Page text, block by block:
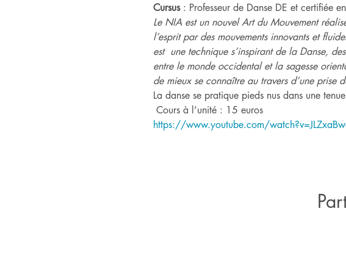
Cursus : Professeur de Danse DE et certifiée
Le NIA est un nouvel Art du Mouvement
l’esprit par des mouvements innovants et
est  une technique s’inspirant de la Danse,
entre le monde occidental et la sagesse
de mieux se connaître au travers d’une prise
La danse se pratique pieds nus dans une
Cours à l’unité : 15 euros
https://www.youtube.com/